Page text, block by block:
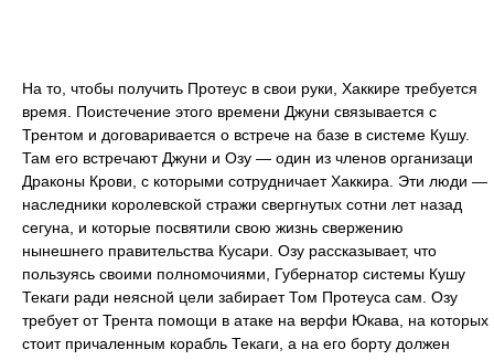
На то, чтобы получить Протеус в свои руки, Хаккире требуется
время. Поистечение этого времени Джуни связывается с
Трентом и договаривается о встрече на базе в системе Кушу.
Там его встречают Джуни и Озу — один из членов организаци
Драконы Крови, с которыми сотрудничает Хаккира. Эти люди —
наследники королевской стражи свергнутых сотни лет назад
сегуна, и которые посвятили свою жизнь свержению
нынешнего правительства Кусари. Озу рассказывает, что
пользуясь своими полномочиями, Губернатор системы Кушу
Текаги ради неясной цели забирает Том Протеуса сам. Озу
требует от Трента помощи в атаке на верфи Юкава, на которых
стоит причаленным корабль Текаги, а на его борту должен